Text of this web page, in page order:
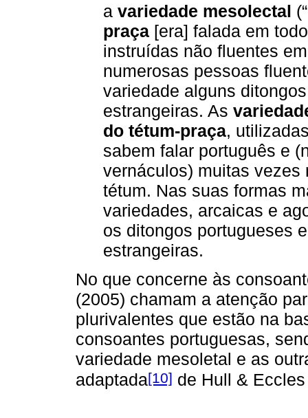
a variedade mesolectal
praça [era] falada em
instruídas não fluentes
numerosas pessoas
variedade alguns
estrangeiras. As
do tétum-praça,
sabem falar português e
vernáculos) muitas vezes
tétum. Nas suas formas
variedades, arcaicas e
os ditongos portugueses
estrangeiras.
No que concerne às
(2005) chamam a atenção
plurivalentes que estão na
consoantes portuguesas,
variedade mesoletal e as
adaptada[10] de Hull &